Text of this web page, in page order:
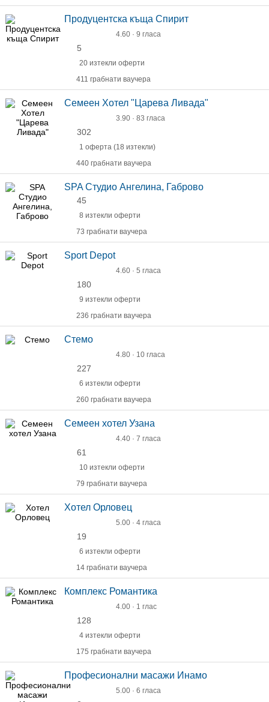
Продуцентска къща Спирит
4.60 · 9 гласа
5
20 изтекли оферти
411 грабнати ваучера
Семеен Хотел "Царева Ливада"
3.90 · 83 гласа
302
1 оферта (18 изтекли)
440 грабнати ваучера
SPA Студио Ангелина, Габрово
45
8 изтекли оферти
73 грабнати ваучера
Sport Depot
4.60 · 5 гласа
180
9 изтекли оферти
236 грабнати ваучера
Стемо
4.80 · 10 гласа
227
6 изтекли оферти
260 грабнати ваучера
Семеен хотел Узана
4.40 · 7 гласа
61
10 изтекли оферти
79 грабнати ваучера
Хотел Орловец
5.00 · 4 гласа
19
6 изтекли оферти
14 грабнати ваучера
Комплекс Романтика
4.00 · 1 глас
128
4 изтекли оферти
175 грабнати ваучера
Професионални масажи Инамо
5.00 · 6 гласа